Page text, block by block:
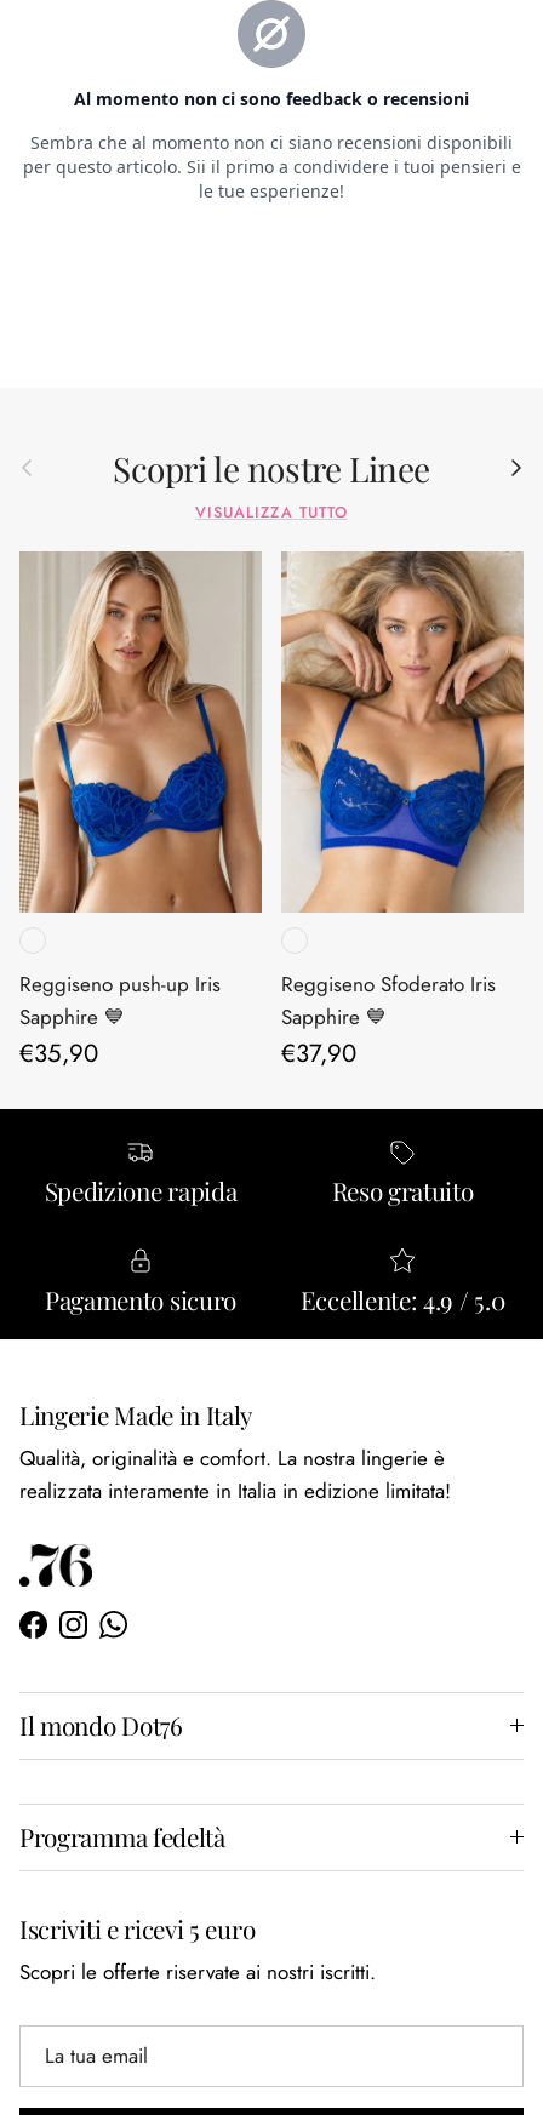
Indietro Scopri le nostre Linee
VISUALIZZA TUTTO
Reggiseno push-up Iris
Sapphire 💙
Prezzo normale
€35,90
Reggiseno Sfoderato Iris
Sapphire 💙
Prezzo normale
€37,90
Spedizione rapida Reso gratuito
Pagamento sicuro Eccellente: 4.9 / 5.0
Lingerie Made in Italy
Qualità, originalità e comfort. La nostra lingerie è
realizzata interamente in Italia in edizione limitata!
Facebook
InstagramWhatsApp
Il mondo Dot76
Programma fedeltà
Iscriviti e ricevi 5 euro
Scopri le offerte riservate ai nostri iscritti.